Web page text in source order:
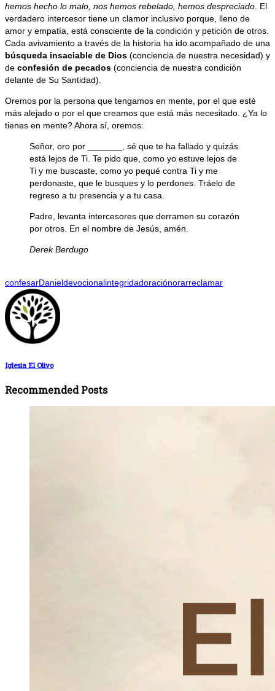
hemos hecho lo malo, nos hemos rebelado, hemos despreciado. El
verdadero intercesor tiene un clamor inclusivo porque, lleno de
amor y empatía, está consciente de la condición y petición de otros.
Cada avivamiento a través de la historia ha ido acompañado de una
búsqueda insaciable de Dios (conciencia de nuestra necesidad) y
de confesión de pecados (conciencia de nuestra condición
delante de Su Santidad).
Oremos por la persona que tengamos en mente, por el que esté
más alejado o por el que creamos que está más necesitado. ¿Ya lo
tienes en mente? Ahora sí, oremos:
Señor, oro por _______, sé que te ha fallado y quizás
está lejos de Ti. Te pido que, como yo estuve lejos de
Ti y me buscaste, como yo pequé contra Ti y me
perdonaste, que le busques y lo perdones. Tráelo de
regreso a tu presencia y a tu casa.
Padre, levanta intercesores que derramen su corazón
por otros. En el nombre de Jesús, amén.
Derek Berdugo
confesarDanieldevocionalintegridadoraciónorarreclamar
Iglesia El Olivo
Recommended Posts